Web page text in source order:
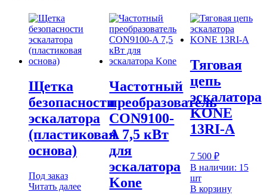
Щетка
безопасности
эскалатора
(пластиковая
основа)
Под заказ
Читать далее
Частотный
преобразователь
CON9100-
A 7,5 кВт
для
эскалатора
Kone
Тяговая
цепь
эскалатора
KONE
13RI-A
7 500 ₽
В наличии: 15
шт
В корзину